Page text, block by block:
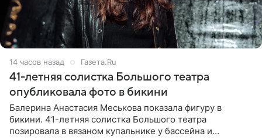
14 часов назад Газета.Ru
41-летняя солистка Большого театра
опубликовала фото в бикини
Балерина Анастасия Меськова показала фигуру в
бикини. 41-летняя солистка Большого театра
позировала в вязаном купальнике у бассейна и